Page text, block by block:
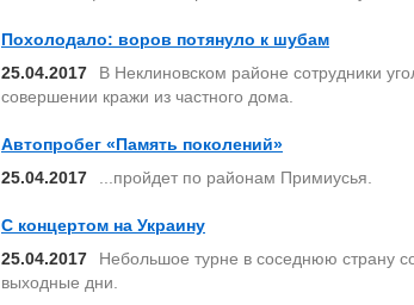
Похолодало: воров потянуло к шубам
25.04.2017
В Неклиновском районе сотрудники
совершении кражи из частного дома.
Автопробег «Память поколений»
25.04.2017
...пройдет по районам Примиусья.
С концертом на Украину
25.04.2017
Небольшое турне в соседнюю страну
выходные дни.